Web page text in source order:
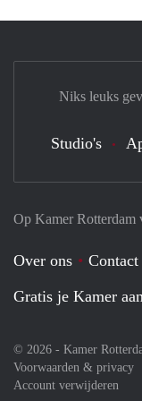
Op Kamer
Over ons Contact
Gratis je Kamer
© 2026 - Kamer
Voorwaarden & privacy
Account verwijderen
Niks leuks
Studio's